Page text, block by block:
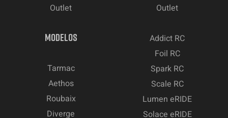
Outlet
Outlet
MODELOS
Tarmac
Aethos
Roubaix
Diverge
Addict RC
Foil RC
Spark RC
Scale RC
Lumen eRIDE
Solace eRIDE